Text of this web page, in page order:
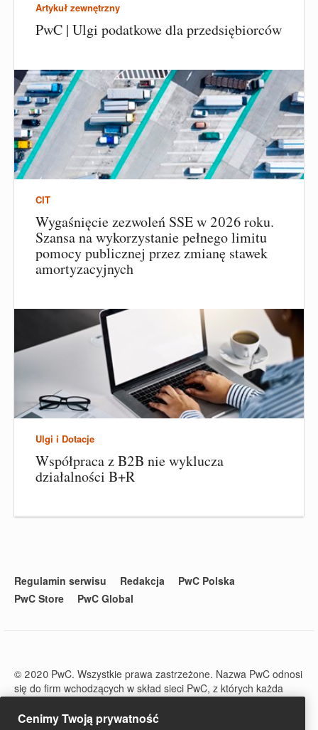
Artykuł zewnętrzny
PwC | Ulgi podatkowe dla przedsiębiorców
CIT
Wygaśnięcie zezwoleń SSE w 2026 roku.
Szansa na wykorzystanie pełnego limitu
pomocy publicznej przez zmianę stawek
amortyzacyjnych
Ulgi i Dotacje
Współpraca z B2B nie wyklucza
działalności B+R
Regulamin serwisu Redakcja
PwC Polska
PwC Store
PwC Global
© 2020 PwC. Wszystkie prawa zastrzeżone. Nazwa PwC odnosi
się do firm wchodzących w skład sieci PwC, z których każda
www.pwc.com/structure.
Cenimy Twoją prywatność